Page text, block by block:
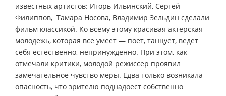
известных артистов: Игорь Ильинский, Сергей
Филиппов, Тамара Носова, Владимир Зельдин сделали
фильм классикой. Ко всему этому красивая актерская
молодежь, которая все умеет — поет, танцует, ведет
себя естественно, непринужденно. При этом, как
отмечали критики, молодой режиссер проявил
замечательное чувство меры. Едва только возникала
опасность, что зрителю поднадоест собственно